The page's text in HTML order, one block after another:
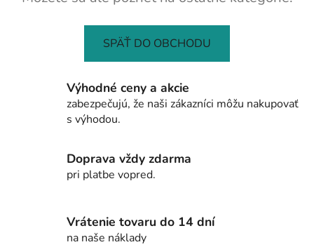
SPÄŤ DO OBCHODU
Výhodné ceny a akcie
zabezpečujú, že naši zákazníci môžu nakupovať
s výhodou.
Doprava vždy zdarma
pri platbe vopred.
Vrátenie tovaru do 14 dní
na naše náklady